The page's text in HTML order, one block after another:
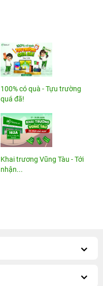
100% có quà - Tựu trường
quá đã!
Khai trương Vũng Tàu - Tới
nhận...